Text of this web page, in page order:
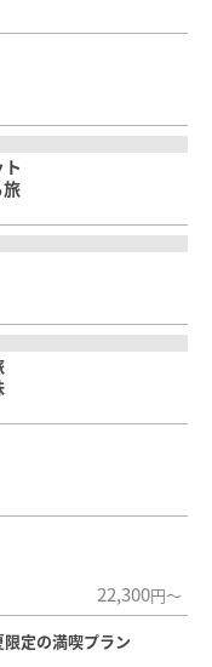
22,300円～
定の満喫プラン